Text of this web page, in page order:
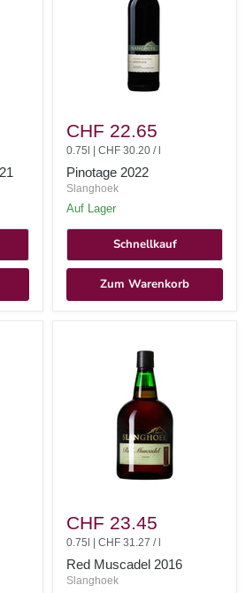
2022
CHF 22.65
0.75l CHF 30.20 /
Pinotage 2022
Slanghoek
auf Lager
Schnellkauf
Zum Warenkorb
Muscadel
2016
CHF 23.45
0.75l CHF 31.27 /
Red Muscadel 2016
Slanghoek